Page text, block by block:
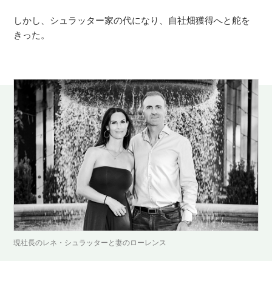
しかし、シュラッター家の代になり、自社畑獲得へと舵を
きった。
現社長のレネ・シュラッターと妻のローレンス